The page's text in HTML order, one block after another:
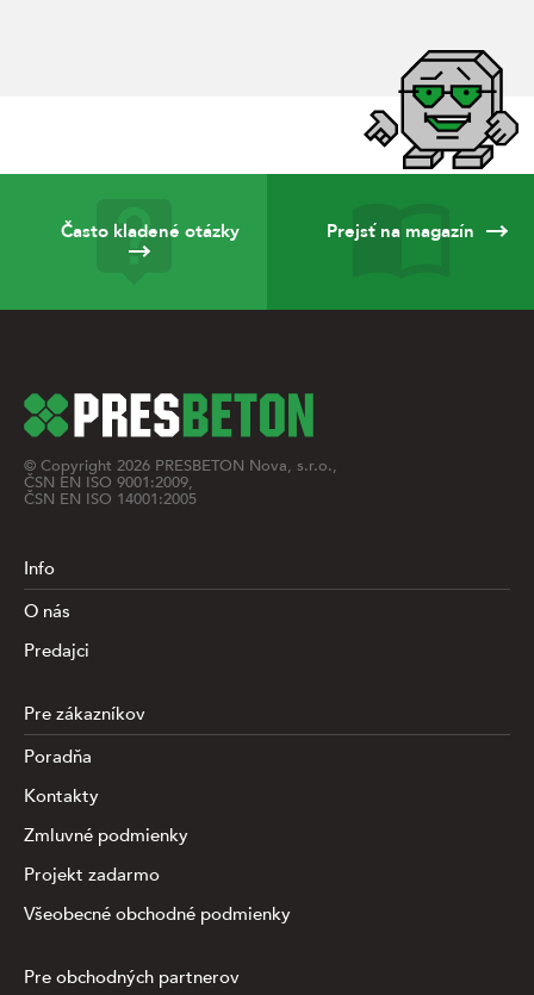
Často kladené otázky Prejsť na magazín
© Copyright 2026 PRESBETON Nova, s.r.o.,
ČSN EN ISO 9001:2009,
ČSN EN ISO 14001:2005
Info
O nás
Predajci
Pre zákazníkov
Poradňa
Kontakty
Zmluvné podmienky
Projekt zadarmo
Všeobecné obchodné podmienky
Pre obchodných partnerov